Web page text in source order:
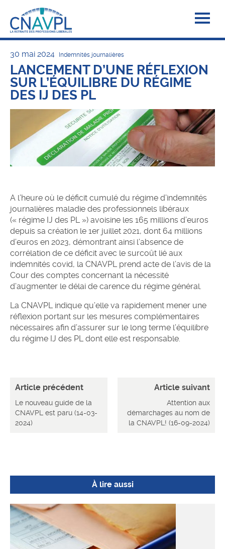
30 mai 2024 Indemnités journalières
LANCEMENT D’UNE RÉFLEXION
SUR L’ÉQUILIBRE DU RÉGIME
DES IJ DES PL
A l’heure où le déficit cumulé du régime d’indemnités
journalières maladie des professionnels libéraux
(« régime IJ des PL ») avoisine les 165 millions d’euros
depuis sa création le 1er juillet 2021, dont 64 millions
d’euros en 2023, démontrant ainsi l’absence de
corrélation de ce déficit avec le surcoût lié aux
indemnités covid, la CNAVPL prend acte de l’avis de la
Cour des comptes concernant la nécessité
d’augmenter le délai de carence du régime général.
La CNAVPL indique qu’elle va rapidement mener une
réflexion portant sur les mesures complémentaires
nécessaires afin d’assurer sur le long terme l’équilibre
du régime IJ des PL dont elle est responsable.
Article précédent
Le nouveau guide de la
CNAVPL est paru (14-03-
2024)
Article suivant
Attention aux
démarchages au nom de
la CNAVPL! (16-09-2024)
À lire aussi